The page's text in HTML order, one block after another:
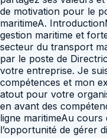
de motivation pour le
maritimeA.
gestion maritime et
secteur du transport
par le poste de
votre entreprise. Je
compétences et mon
atout pour votre
en avant des
ligne maritimeAu cours
l’opportunité de gérer